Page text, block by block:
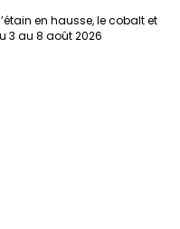
en hausse, le cobalt et
3 au 8 août 2026